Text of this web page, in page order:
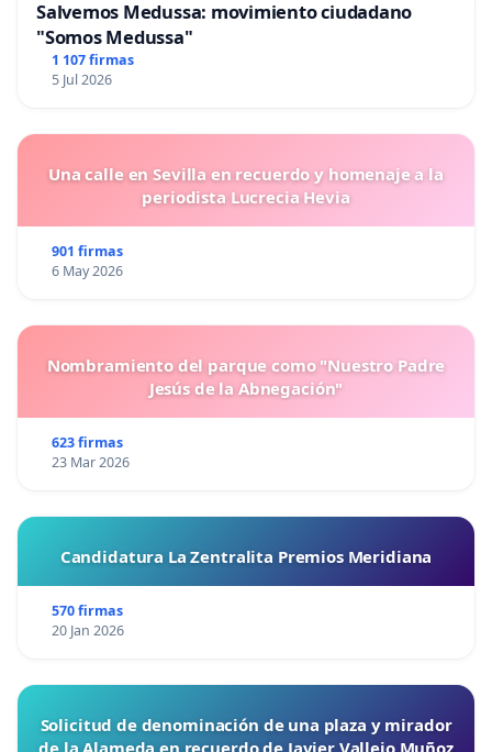
Salvemos Medussa: movimiento ciudadano
"Somos Medussa"
1 107 firmas
5 Jul 2026
Una calle en Sevilla en recuerdo y homenaje a la
periodista Lucrecia Hevia
901 firmas
6 May 2026
Nombramiento del parque como "Nuestro Padre
Jesús de la Abnegación"
623 firmas
23 Mar 2026
Candidatura La Zentralita Premios Meridiana
570 firmas
20 Jan 2026
Solicitud de denominación de una plaza y mirador
de la Alameda en recuerdo de Javier Vallejo Muñoz